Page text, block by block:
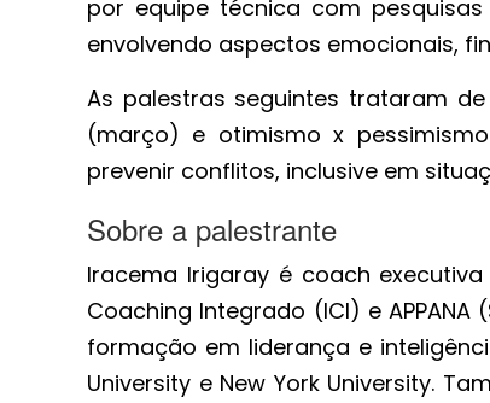
por equipe técnica com
envolvendo aspectos emocionais,
As palestras seguintes trataram
(março) e otimismo x
prevenir conflitos, inclusive em
Sobre a palestrante
Iracema Irigaray é coach
Coaching Integrado (ICI) e
formação em liderança e
University e New York University.